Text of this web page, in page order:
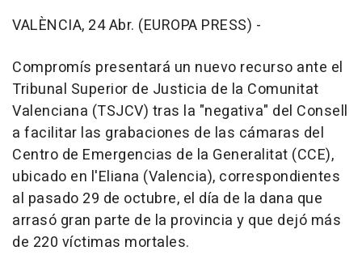
VALÈNCIA, 24 Abr. (EUROPA PRESS) -
Compromís presentará un nuevo recurso ante el
Tribunal Superior de Justicia de la Comunitat
Valenciana (TSJCV) tras la "negativa" del Consell
a facilitar las grabaciones de las cámaras del
Centro de Emergencias de la Generalitat (CCE),
ubicado en l'Eliana (Valencia), correspondientes
al pasado 29 de octubre, el día de la dana que
arrasó gran parte de la provincia y que dejó más
de 220 víctimas mortales.